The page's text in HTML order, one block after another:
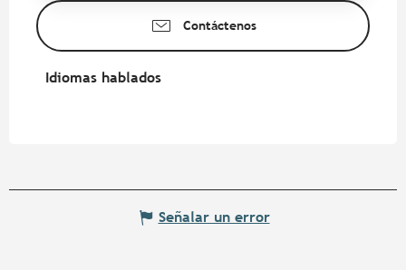
Contáctenos
Idiomas hablados
Idiomas hablados
Señalar un error